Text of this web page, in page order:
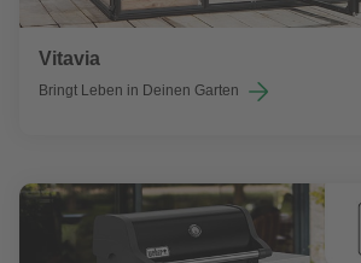
Vitavia
Bringt Leben in Deinen Garten